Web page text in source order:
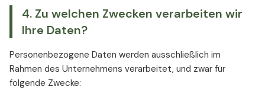
4. Zu welchen Zwecken verarbeiten wir
Ihre Daten?
Personenbezogene Daten werden ausschließlich im
Rahmen des Unternehmens verarbeitet, und zwar für
folgende Zwecke: